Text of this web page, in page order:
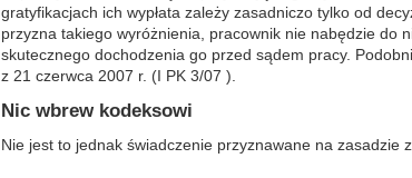
gratyfikacjach ich wypłata zależy zasadniczo tylko od
przyzna takiego wyróżnienia, pracownik nie nabędzie do
skutecznego dochodzenia go przed sądem pracy.
z 21 czerwca 2007 r. (I PK 3/07 ).
Nic wbrew kodeksowi
Nie jest to jednak świadczenie przyznawane na zasadzie